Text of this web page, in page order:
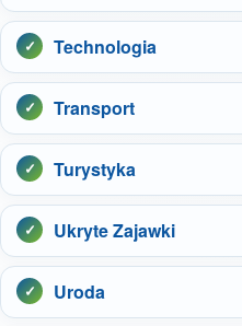
Technologia
Transport
Turystyka
Ukryte Zajawki
Uroda